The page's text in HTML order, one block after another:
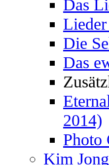
Das
Die
Das
2014)
Photo
Kim